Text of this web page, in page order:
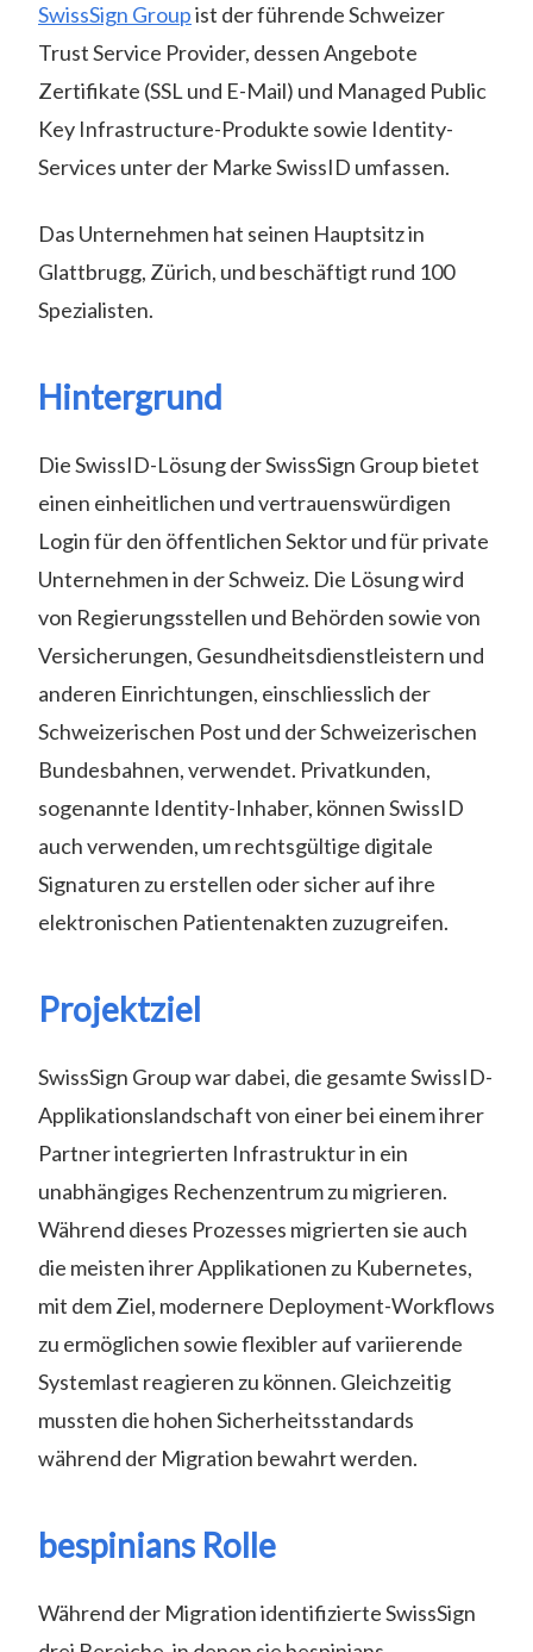
SwissSign Groupist der führende Schweizer
Trust Service Provider, dessen Angebote
Zertifikate (SSL und E-Mail) und Managed Public
Key Infrastructure-Produkte sowie Identity-
Services unter der Marke SwissID umfassen.
Das Unternehmen hat seinen Hauptsitz in
Glattbrugg, Zürich, und beschäftigt rund 100
Spezialisten.
Hintergrund
Die SwissID-Lösung der SwissSign Group bietet
einen einheitlichen und vertrauenswürdigen
Login für den öffentlichen Sektor und für private
Unternehmen in der Schweiz. Die Lösung wird
von Regierungsstellen und Behörden sowie von
Versicherungen, Gesundheitsdienstleistern und
anderen Einrichtungen, einschliesslich der
Schweizerischen Post und der Schweizerischen
Bundesbahnen, verwendet. Privatkunden,
sogenannte Identity-Inhaber, können SwissID
auch verwenden, um rechtsgültige digitale
Signaturen zu erstellen oder sicher auf ihre
elektronischen Patientenakten zuzugreifen.
Projektziel
SwissSign Group war dabei, die gesamte SwissID-
Applikationslandschaft von einer bei einem ihrer
Partner integrierten Infrastruktur in ein
unabhängiges Rechenzentrum zu migrieren.
Während dieses Prozesses migrierten sie auch
die meisten ihrer Applikationen zu Kubernetes,
mit dem Ziel, modernere Deployment-Workflows
zu ermöglichen sowie flexibler auf variierende
Systemlast reagieren zu können. Gleichzeitig
mussten die hohen Sicherheitsstandards
während der Migration bewahrt werden.
bespinians Rolle
Während der Migration identifizierte SwissSign